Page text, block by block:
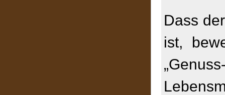
Dass
ist,